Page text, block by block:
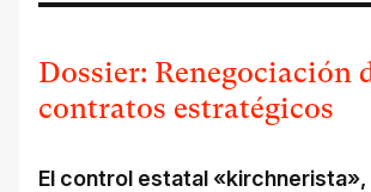
Dossier: Renegociación
contratos estratégicos
El control estatal «kirchnerista»,